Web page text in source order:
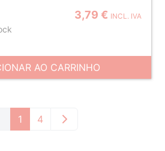
3,79 € INCL. IVA
AO CARRINHO
1 4